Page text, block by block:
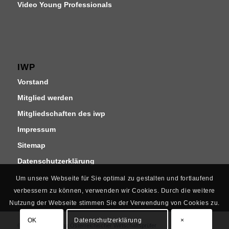
Video Young Professionals
IWP
Vorstand
Mitglied werden
Mitgliedschaften des iwp
Impressum
Sitemap
Datenschutzerklärung
© Copyright - Institut Österreichischer Wirtschaftsprüfer
Um unsere Webseite für Sie optimal zu gestalten und fortlaufend
verbessern zu können, verwenden wir Cookies. Durch die weitere
Nutzung der Webseite stimmen Sie der Verwendung von Cookies zu.
OK Datenschutzerklärung ×